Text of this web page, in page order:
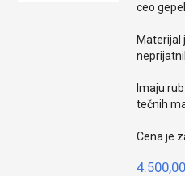
ceo
Materijal
Imaju
tečnih
Cena je
4.500,00